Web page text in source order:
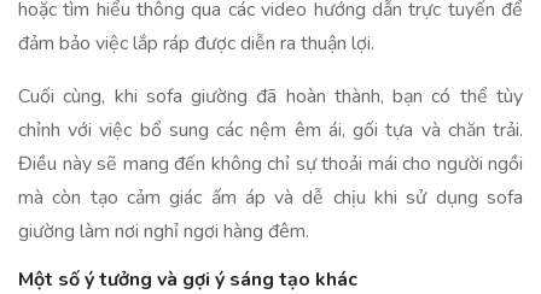
hoặc tìm hiểu thông qua các video hướng dẫn trực tuyến để
đảm bảo việc lắp ráp được diễn ra thuận lợi.
Cuối cùng, khi sofa giường đã hoàn thành, bạn có thể tùy
chỉnh với việc bổ sung các nệm êm ái, gối tựa và chăn trải.
Điều này sẽ mang đến không chỉ sự thoải mái cho người ngồi
mà còn tạo cảm giác ấm áp và dễ chịu khi sử dụng sofa
giường làm nơi nghỉ ngơi hàng đêm.
Một số ý tưởng và gợi ý sáng tạo khác